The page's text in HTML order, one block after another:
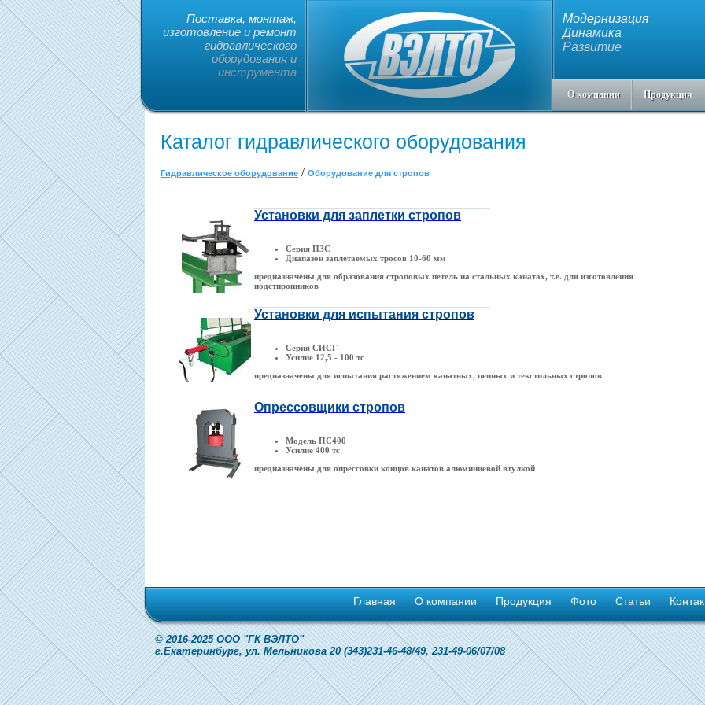
Поставка, монтаж,
изготовление и ремонт
гидравлического
оборудования и
инструмента
Модернизация
Динамика
Развитие
О компании Продукция
Каталог гидравлического оборудования
Гидравлическое оборудование / Оборудование для стропов
Установки для заплетки стропов
Серия ПЗС
Диапазон заплетаемых тросов 10-60 мм
предназначены для образования строповых петель на стальных канатах, т.е. для изготовления
подстпропников
Установки для испытания стропов
Серия СИСГ
Усилие 12,5 - 100 тс
предназначены для испытания растяжением канатных, цепных и текстильных стропов
Опрессовщики стропов
Модель ПС400
Усилие 400 тс
предназначены для опрессовки концов канатов алюминиевой втулкой
Главная О компании Продукция Фото Статьи
© 2016-2025 ООО "ГК ВЭЛТО"
г.Екатеринбург, ул. Мельникова 20 (343)231-46-48/49, 231-49-06/07/08